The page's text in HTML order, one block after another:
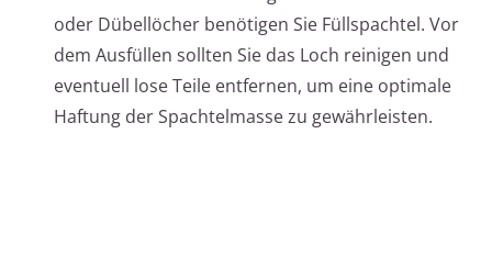
oder Dübellöcher benötigen Sie Füllspachtel. Vor
dem Ausfüllen sollten Sie das Loch reinigen und
eventuell lose Teile entfernen, um eine optimale
Haftung der Spachtelmasse zu gewährleisten.